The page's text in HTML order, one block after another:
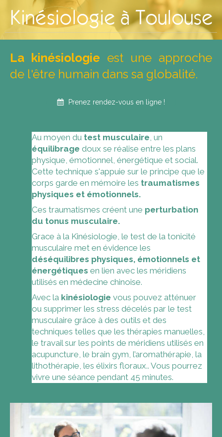
Kinésiologie à Toulouse
La kinésiologie est une approche
de l'être humain dans sa globalité.
Prenez rendez-vous en ligne !
Au moyen du test musculaire, un
équilibrage doux se réalise entre les plans
physique, émotionnel, énergétique et social.
Cette technique s'appuie sur le principe que le
corps garde en mémoire les traumatismes
physiques et émotionnels.
Ces traumatismes créent une perturbation
du tonus musculaire.
Grace à la Kinésiologie, le test de la tonicité
musculaire met en évidence les
déséquilibres physiques, émotionnels et
énergétiques en lien avec les méridiens
utilisés en médecine chinoise.
Avec la kinésiologie vous pouvez atténuer
ou supprimer les stress décelés par le test
musculaire grâce à des outils et des
techniques telles que les thérapies manuelles,
le travail sur les points de méridiens utilisés en
acupuncture, le brain gym, l’aromathérapie, la
lithothérapie, les élixirs floraux.. Vous pourrez
vivre une séance pendant 45 minutes.